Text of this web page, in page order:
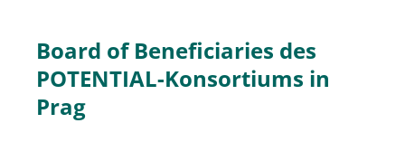
europäischen Standards
Die Zeit drängt – eIDAS2
Board of Beneficiaries des
POTENTIAL-Konsortiums in
Prag